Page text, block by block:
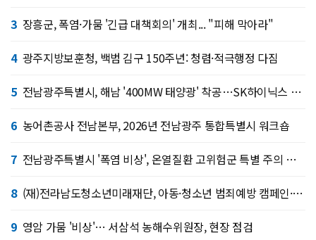
3 장흥군, 폭염·가뭄 '긴급 대책회의' 개최... "피해 막아라"
4 광주지방보훈청, 백범 김구 150주년: 청렴·적극행정 다짐
5 전남광주특별시, 해남 '400MW 태양광' 착공…SK하이닉스 공급
6 농어촌공사 전남본부, 2026년 전남광주 통합특별시 워크숍
7 전남광주특별시 '폭염 비상', 온열질환 고위험군 특별 주의 당부
8 (재)전라남도청소년미래재단, 아동·청소년 범죄예방 캠페인·연합 아웃리치
9 영암 가뭄 '비상'… 서삼석 농해수위원장, 현장 점검